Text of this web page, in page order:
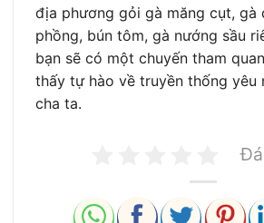
địa phương gỏi gà măng cụt, gà
phồng, bún tôm, gà nướng sầu
bạn sẽ có một chuyến tham
thấy tự hào về truyền thống yêu
cha ta.